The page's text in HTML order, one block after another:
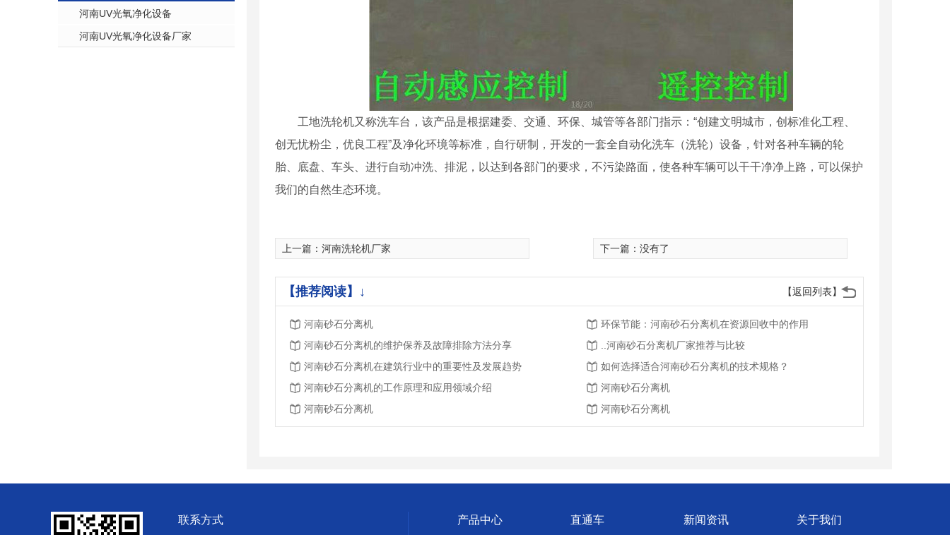
河南UV光氧净化设备
河南UV光氧净化设备厂家
工地洗轮机又称洗车台，该产品是根据建委、交通、环保、城管等各部门指示：“创建文明城市，创标准化工程、
创无忧粉尘，优良工程”及净化环境等标准，自行研制，开发的一套全自动化洗车（洗轮）设备，针对各种车辆的轮
胎、底盘、车头、进行自动冲洗、排泥，以达到各部门的要求，不污染路面，使各种车辆可以干干净净上路，可以保护
我们的自然生态环境。
上一篇： 河南洗轮机厂家 下一篇：没有了
【返回列表】
【推荐阅读】↓
河南砂石分离机
环保节能：河南砂石分离机在资源回收中的作用
河南砂石分离机的维护保养及故障排除方法分享
..河南砂石分离机厂家推荐与比较
河南砂石分离机在建筑行业中的重要性及发展趋势
如何选择适合河南砂石分离机的技术规格？
河南砂石分离机的工作原理和应用领域介绍
河南砂石分离机
河南砂石分离机
河南砂石分离机
联系方式 产品中心 直通车 新闻资讯 关于我们